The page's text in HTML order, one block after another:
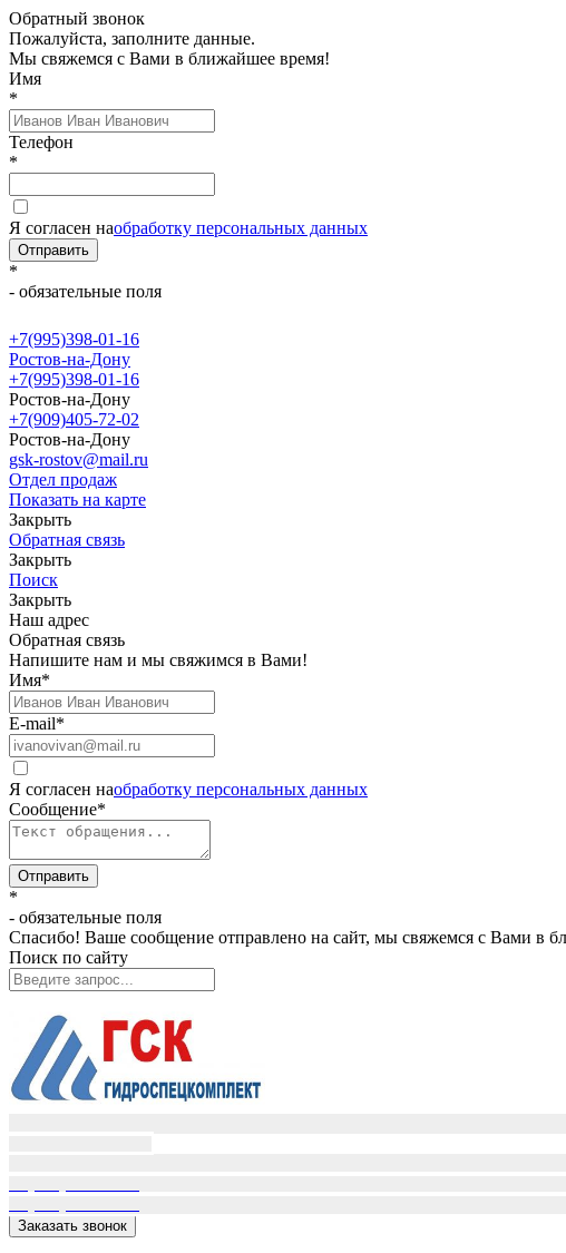
Обратный звонок
Пожалуйста, заполните данные.
Мы свяжемся с Вами в ближайшее время!
Имя
*
Телефон
*
Я согласен наобработку персональных данных
Отправить
*
- обязательные поля
+7(995)398-01-16
Ростов-на-Дону
+7(995)398-01-16
Ростов-на-Дону
+7(909)405-72-02
Ростов-на-Дону
gsk-rostov@mail.ru
Отдел продаж
Показать на карте
Закрыть
Обратная связь
Закрыть
Поиск
Закрыть
Наш адрес
Обратная связь
Напишите нам и мы свяжимся в Вами!
Имя*
E-mail*
Я согласен наобработку персональных данных
Сообщение*
Отправить
*
- обязательные поля
Спасибо! Ваше сообщение отправлено на сайт, мы свяжемся с Вами в
Поиск по сайту
Заказать звонок